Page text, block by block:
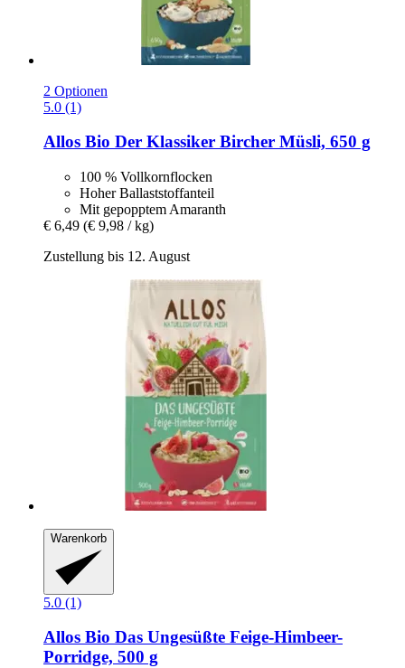
2 Optionen
5.0 (1)
Allos Bio Der Klassiker Bircher Müsli, 650 g
100 % Vollkornflocken
Hoher Ballaststoffanteil
Mit gepopptem Amaranth
€ 6,49 (€ 9,98 / kg)
Zustellung bis 12. August
Warenkorb
5.0 (1)
Allos Bio Das Ungesüßte Feige-​Himbeer-​
Porridge, 500 g